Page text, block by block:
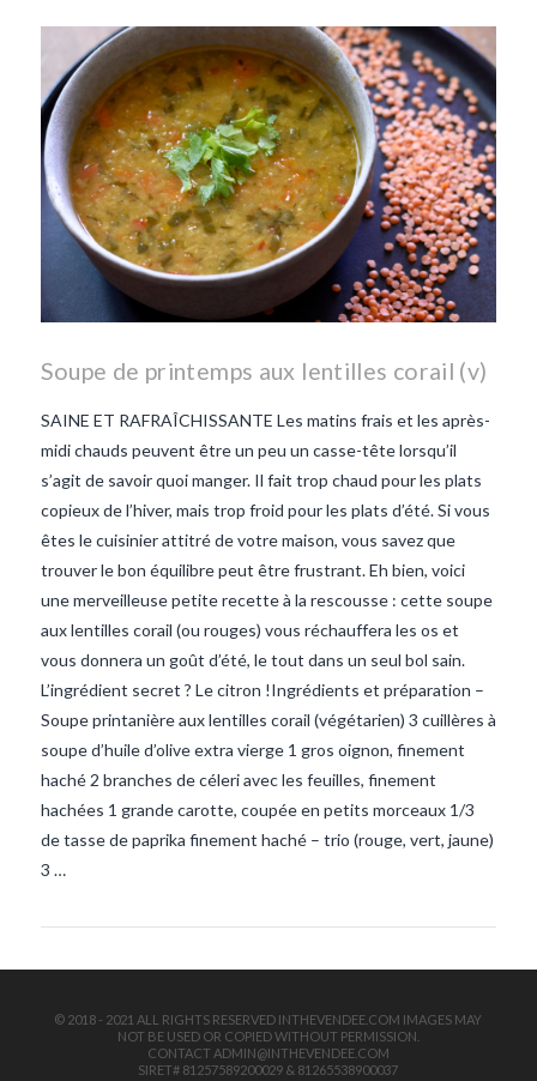
repas d'été repas de
printemps
salade d'endives
salade de lentilles vertes
taboulé
taboulé et lentilles
vertes
Soupe de printemps aux lentilles corail (v)
SAINE ET RAFRAÎCHISSANTE Les matins frais et les après-
midi chauds peuvent être un peu un casse-tête lorsqu’il
s’agit de savoir quoi manger. Il fait trop chaud pour les plats
copieux de l’hiver, mais trop froid pour les plats d’été. Si vous
êtes le cuisinier attitré de votre maison, vous savez que
trouver le bon équilibre peut être frustrant. Eh bien, voici
une merveilleuse petite recette à la rescousse : cette soupe
aux lentilles corail (ou rouges) vous réchauffera les os et
vous donnera un goût d’été, le tout dans un seul bol sain.
L’ingrédient secret ? Le citron !Ingrédients et préparation –
Soupe printanière aux lentilles corail (végétarien) 3 cuillères à
soupe d’huile d’olive extra vierge 1 gros oignon, finement
haché 2 branches de céleri avec les feuilles, finement
hachées 1 grande carotte, coupée en petits morceaux 1/3
de tasse de paprika finement haché – trio (rouge, vert, jaune)
3 …
© 2018 - 2021 ALL RIGHTS RESERVED INTHEVENDEE.COM IMAGES MAY
NOT BE USED OR COPIED WITHOUT PERMISSION.
CONTACT ADMIN@INTHEVENDEE.COM
SIRET# 81257589200029 & 81265538900037